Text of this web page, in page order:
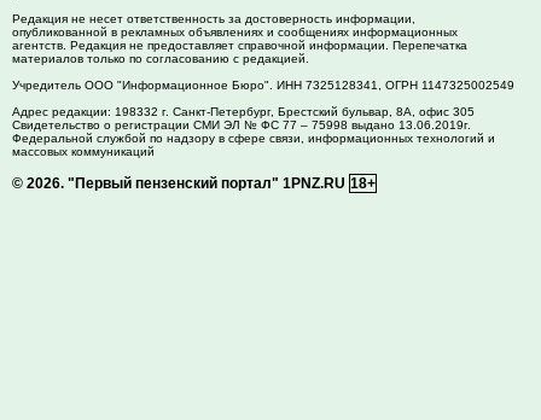
Редакция не несет ответственность за достоверность информации,
опубликованной в рекламных объявлениях и сообщениях информационных
агентств. Редакция не предоставляет справочной информации. Перепечатка
материалов только по согласованию с редакцией.
Учредитель ООО "Информационное Бюро". ИНН 7325128341, ОГРН 1147325002549
Адрес редакции: 198332 г. Санкт-Петербург, Брестский бульвар, 8А, офис 305
Свидетельство о регистрации СМИ ЭЛ № ФС 77 – 75998 выдано 13.06.2019г.
Федеральной службой по надзору в сфере связи, информационных технологий и
массовых коммуникаций
© 2026. "Первый пензенский портал" 1PNZ.RU 18+